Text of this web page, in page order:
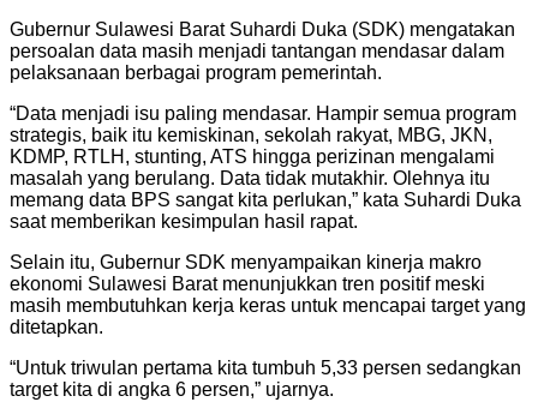
Gubernur Sulawesi Barat Suhardi Duka (SDK) mengatakan
persoalan data masih menjadi tantangan mendasar dalam
pelaksanaan berbagai program pemerintah.
“Data menjadi isu paling mendasar. Hampir semua program
strategis, baik itu kemiskinan, sekolah rakyat, MBG, JKN,
KDMP, RTLH, stunting, ATS hingga perizinan mengalami
masalah yang berulang. Data tidak mutakhir. Olehnya itu
memang data BPS sangat kita perlukan,” kata Suhardi Duka
saat memberikan kesimpulan hasil rapat.
Selain itu, Gubernur SDK menyampaikan kinerja makro
ekonomi Sulawesi Barat menunjukkan tren positif meski
masih membutuhkan kerja keras untuk mencapai target yang
ditetapkan.
“Untuk triwulan pertama kita tumbuh 5,33 persen sedangkan
target kita di angka 6 persen,” ujarnya.